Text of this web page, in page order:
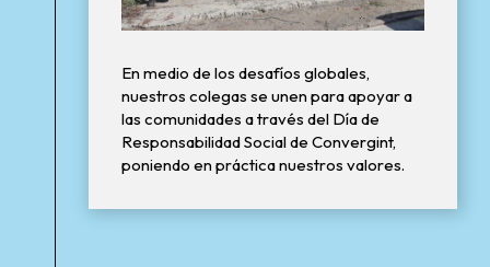
En medio de los desafíos globales,
nuestros colegas se unen para apoyar a
las comunidades a través del Día de
Responsabilidad Social de Convergint,
poniendo en práctica nuestros valores.